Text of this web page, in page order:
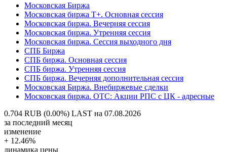
Московская Биржа
Московская биржа Т+. Основная сессия
Московская биржа. Вечерняя сессия
Московская биржа. Утренняя сессия
Московская биржа. Сессия выходного дня
СПБ Биржа
СПБ биржа. Основная сессия
СПБ биржа. Утренняя сессия
СПБ биржа. Вечерняя дополнительная сессия
Московская Биржа. Внебиржевые сделки
Московская биржа. OTC: Акции РПС с ЦК - адресные
0.704 RUB (0.00%) LAST на 07.08.2026
за последний месяц
изменение
+ 12.46%
динамика цены